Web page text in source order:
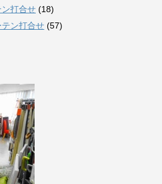
打合せ (18)
ン打合せ (57)